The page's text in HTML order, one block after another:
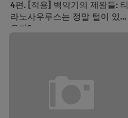
4편. [적용] 백악기의 제왕들: 티
라노사우루스는 정말 털이 있었
을까?